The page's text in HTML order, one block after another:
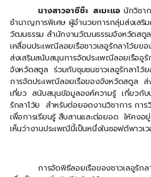
นางสาวอาซีซ๊ะ สะมะแอ นักวิชา
ชำนาญการพิเศษ ผู้อำนวยการกลุ่มส่งเสริม
วัฒนธรรม สำนักงานวัฒนธรรมจังหวัดสตู
เคลื่อนประเพณีลอยเรือชาวเลอูรักลาโว้ย
ส่งเสริมสนับสนุนการจัดประเพณีลอยเรืออู
จังหวัดสตูล ร่วมกับชุมชนชาวเลอูรักลาโว้
การจัดประเพณีลอยเรือของจังหวัดสตูล ส่
เที่ยว สนับสนุนข้อมูลองค์ความรู้ เกี่ยวกับ
รักลาโว้ย สำหรับต่อยอดงานวิชาการ กา
เพื่อการเรียนรู้ สืบสานและต่อยอด ให้คง
เห็นว่างานประเพณีนี้เป็นหนึ่งในซอฟต์พาว
การจัดพิธีลอยเรือของชาวเลอูรักลา